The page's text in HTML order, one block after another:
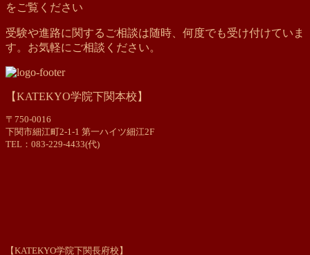
をご覧ください
受験や進路に関するご相談は随時、何度でも受け付けていま
す。お気軽にご相談ください。
【KATEKYO学院下関本校】
〒750-0016
下関市細江町2-1-1 第一ハイツ細江2F
TEL：083-229-4433(代)
【KATEKYO学院下関長府校】